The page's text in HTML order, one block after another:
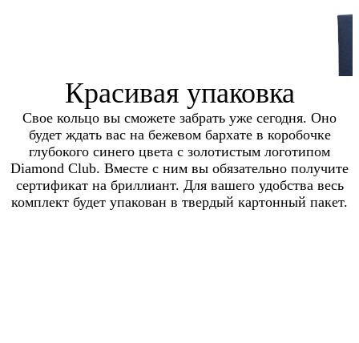
Красивая упаковка
Свое кольцо вы сможете забрать уже сегодня. Оно
будет ждать вас на бежевом бархате в коробочке
глубокого синего цвета с золотистым логотипом
Diamond Club. Вместе с ним вы обязательно получите
сертификат на бриллиант. Для вашего удобства весь
комплект будет упакован в твердый картонный пакет.